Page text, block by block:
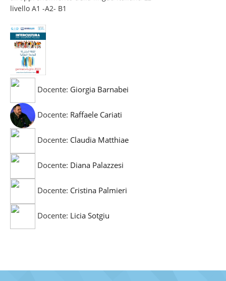
livello A1 -A2- B1
Docente: Giorgia Barnabei
Docente: Raffaele Cariati
Docente: Claudia Matthiae
Docente: Diana Palazzesi
Docente: Cristina Palmieri
Docente: Licia Sotgiu